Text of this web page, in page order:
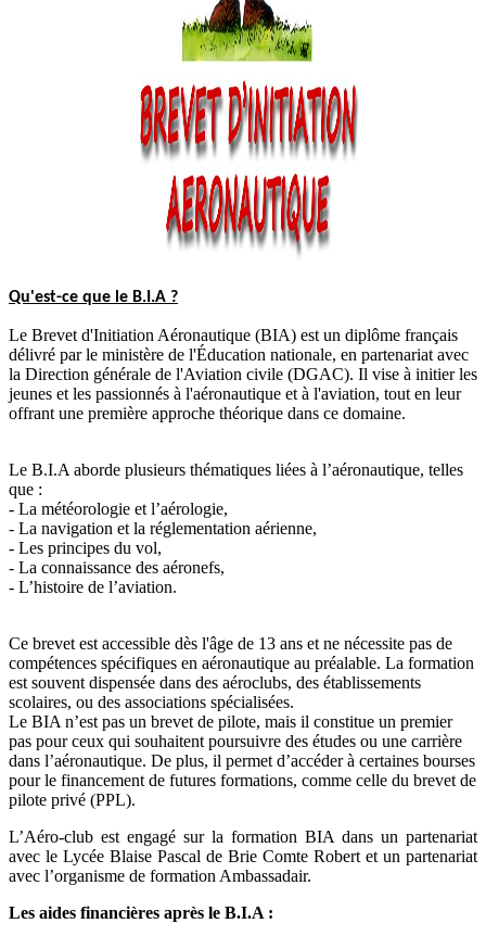
Qu'est-ce que le B.I.A ?
Le Brevet d'Initiation Aéronautique (BIA) est un diplôme français
délivré par le ministère de l'Éducation nationale, en partenariat avec
la Direction générale de l'Aviation civile (DGAC). Il vise à initier les
jeunes et les passionnés à l'aéronautique et à l'aviation, tout en leur
offrant une première approche théorique dans ce domaine.
Le B.I.A aborde plusieurs thématiques liées à l’aéronautique, telles
que :
- La météorologie et l’aérologie,
- La navigation et la réglementation aérienne,
- Les principes du vol,
- La connaissance des aéronefs,
- L’histoire de l’aviation.
Ce brevet est accessible dès l'âge de 13 ans et ne nécessite pas de
compétences spécifiques en aéronautique au préalable. La formation
est souvent dispensée dans des aéroclubs, des établissements
scolaires, ou des associations spécialisées.
Le BIA n’est pas un brevet de pilote, mais il constitue un premier
pas pour ceux qui souhaitent poursuivre des études ou une carrière
dans l’aéronautique. De plus, il permet d’accéder à certaines bourses
pour le financement de futures formations, comme celle du brevet de
pilote privé (PPL).
L’Aéro-club est engagé sur la formation BIA dans un partenariat
avec le Lycée Blaise Pascal de Brie Comte Robert et un partenariat
avec l’organisme de formation Ambassadair.
Les aides financières après le B.I.A :